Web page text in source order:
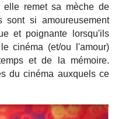
elle remet sa mèche de
sont si amoureusement
et poignante lorsqu'ils
cinéma (et/ou l'amour)
et de la mémoire.
du cinéma auxquels ce